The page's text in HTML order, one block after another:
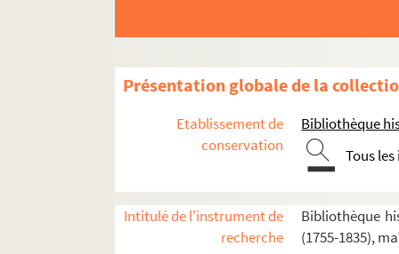
Présentation globale de la
Etablissement de
conservation
Bibliothèque
Tous
Intitulé de l'instrument de
recherche
Bibliothèque
(1755-1835),
8. Louvre (puis Museum)
9. Oratoire (puis Gardes
12. Mail ou Petits Pères (puis
14. Bonne Nouvelle
15. Ponceau (puis Amis de la